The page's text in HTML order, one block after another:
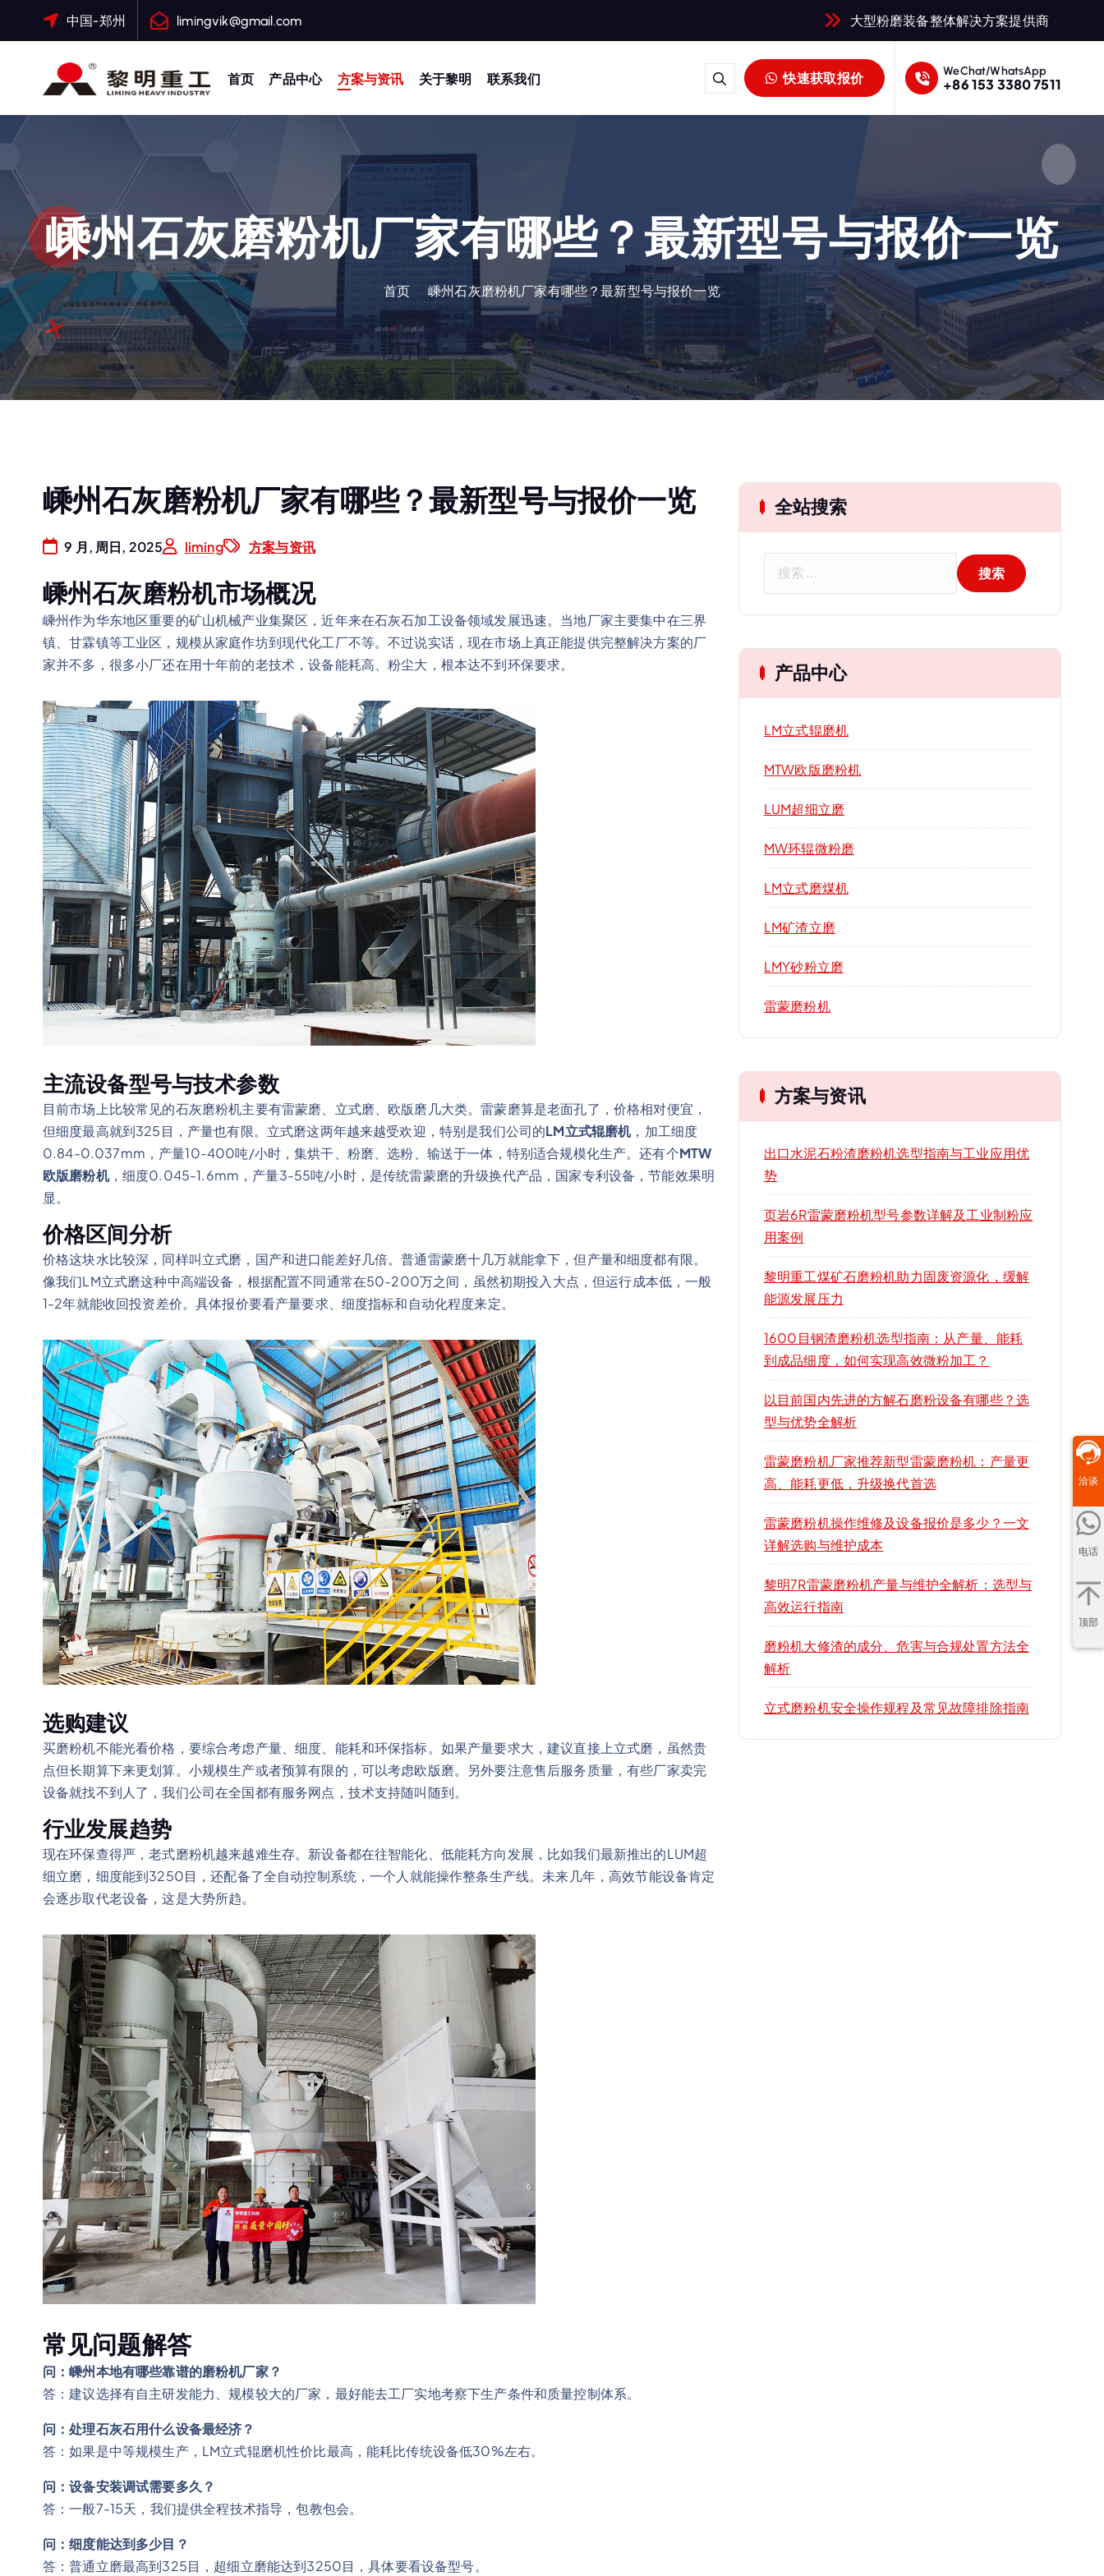
中国-郑州 limingvik@gmail.com 大型粉磨装备整体解决方案提供商
大修渣磨粉机，矿渣立磨
首页 产品中心 方案与资讯 关于黎明 联系我们 快速获取报价 WeChat/WhatsApp
+86 153 3380 7511
嵊州石灰磨粉机厂家有哪些？最新型号与报价一览
首页 嵊州石灰磨粉机厂家有哪些？最新型号与报价一览
嵊州石灰磨粉机厂家有哪些？最新型号与报价一览
9 月, 周日, 2025 liming 方案与资讯
嵊州石灰磨粉机市场概况
嵊州作为华东地区重要的矿山机械产业集聚区，近年来在石灰石加工设备领域发展迅速。当地厂家主要集中在三界
镇、甘霖镇等工业区，规模从家庭作坊到现代化工厂不等。不过说实话，现在市场上真正能提供完整解决方案的厂
家并不多，很多小厂还在用十年前的老技术，设备能耗高、粉尘大，根本达不到环保要求。
主流设备型号与技术参数
目前市场上比较常见的石灰磨粉机主要有雷蒙磨、立式磨、欧版磨几大类。雷蒙磨算是老面孔了，价格相对便宜，
但细度最高就到325目，产量也有限。立式磨这两年越来越受欢迎，特别是我们公司的LM立式辊磨机，加工细度
0.84-0.037mm，产量10-400吨/小时，集烘干、粉磨、选粉、输送于一体，特别适合规模化生产。还有个MTW
欧版磨粉机，细度0.045-1.6mm，产量3-55吨/小时，是传统雷蒙磨的升级换代产品，国家专利设备，节能效果明
显。
价格区间分析
价格这块水比较深，同样叫立式磨，国产和进口能差好几倍。普通雷蒙磨十几万就能拿下，但产量和细度都有限。
像我们LM立式磨这种中高端设备，根据配置不同通常在50-200万之间，虽然初期投入大点，但运行成本低，一般
1-2年就能收回投资差价。具体报价要看产量要求、细度指标和自动化程度来定。
选购建议
买磨粉机不能光看价格，要综合考虑产量、细度、能耗和环保指标。如果产量要求大，建议直接上立式磨，虽然贵
点但长期算下来更划算。小规模生产或者预算有限的，可以考虑欧版磨。另外要注意售后服务质量，有些厂家卖完
设备就找不到人了，我们公司在全国都有服务网点，技术支持随叫随到。
行业发展趋势
现在环保查得严，老式磨粉机越来越难生存。新设备都在往智能化、低能耗方向发展，比如我们最新推出的LUM超
细立磨，细度能到3250目，还配备了全自动控制系统，一个人就能操作整条生产线。未来几年，高效节能设备肯定
会逐步取代老设备，这是大势所趋。
常见问题解答
问：嵊州本地有哪些靠谱的磨粉机厂家？
答：建议选择有自主研发能力、规模较大的厂家，最好能去工厂实地考察下生产条件和质量控制体系。
问：处理石灰石用什么设备最经济？
答：如果是中等规模生产，LM立式辊磨机性价比最高，能耗比传统设备低30%左右。
问：设备安装调试需要多久？
答：一般7-15天，我们提供全程技术指导，包教包会。
问：细度能达到多少目？
答：普通立磨最高到325目，超细立磨能达到3250目，具体要看设备型号。
全站搜索
产品中心
LM立式辊磨机
MTW欧版磨粉机
LUM超细立磨
MW环辊微粉磨
LM立式磨煤机
LM矿渣立磨
LMY砂粉立磨
雷蒙磨粉机
方案与资讯
出口水泥石粉渣磨粉机选型指南与工业应用优
势
页岩6R雷蒙磨粉机型号参数详解及工业制粉应
用案例
黎明重工煤矿石磨粉机助力固废资源化，缓解
能源发展压力
1600目钢渣磨粉机选型指南：从产量、能耗
到成品细度，如何实现高效微粉加工？
以目前国内先进的方解石磨粉设备有哪些？选
型与优势全解析
雷蒙磨粉机厂家推荐新型雷蒙磨粉机：产量更
高、能耗更低，升级换代首选
雷蒙磨粉机操作维修及设备报价是多少？一文
详解选购与维护成本
黎明7R雷蒙磨粉机产量与维护全解析：选型与
高效运行指南
磨粉机大修渣的成分、危害与合规处置方法全
解析
立式磨粉机安全操作规程及常见故障排除指南
洽谈
电话
顶部